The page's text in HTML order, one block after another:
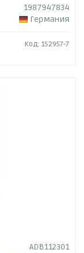
1987947834
Германия
Код: 152957-7
ADB112301